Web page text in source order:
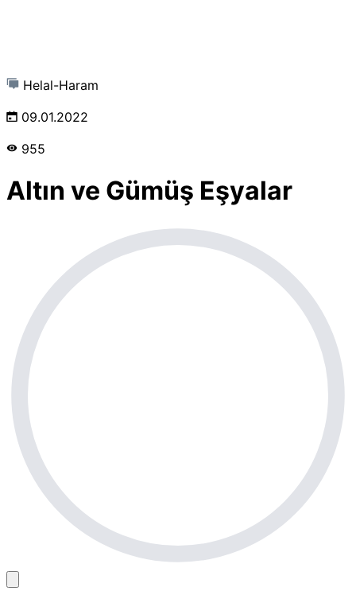
Helal-Haram
09.01.2022
955
Altın ve Gümüş Eşyalar